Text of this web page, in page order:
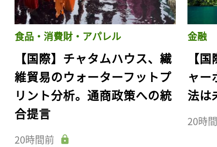
食品・消費財・アパレル
【国際】チャタムハウス、繊
維貿易のウォーターフットプ
リント分析。通商政策への統
合提言
20時間前
金融
【
ャー
法は
20時